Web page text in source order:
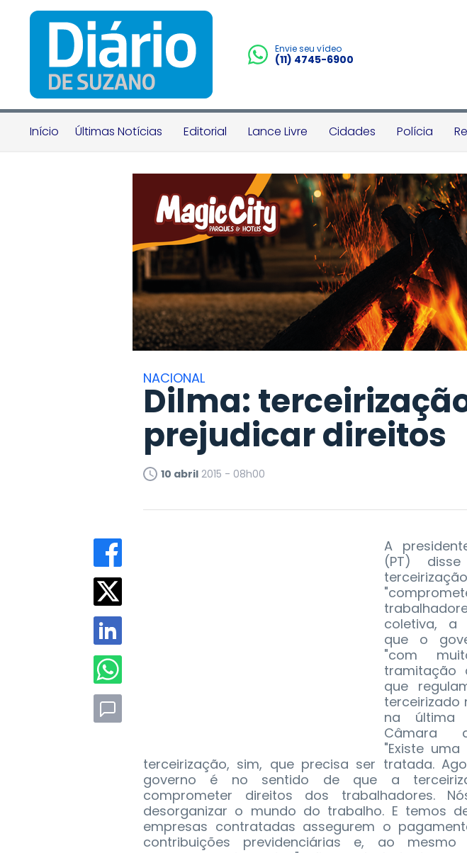
Envie seu vídeo
(11) 4745-6900
Início Últimas Notícias Editorial Lance Livre Cidades Polícia
NACIONAL
Dilma:
prejudicar direitos
10 abril 2015 - 08h00
A
(PT)
coletiva, a
que o
"com
tramitação
que
terceirizado
na última
Câmara
"Existe
terceirização, sim, que precisa ser tratada.
governo é no sentido de que a
comprometer direitos dos trabalhadores.
desorganizar o mundo do trabalho. E temos
empresas contratadas assegurem o
contribuições previdenciárias e, ao mesmo